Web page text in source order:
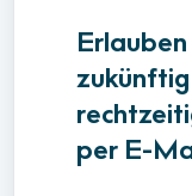
Erlauben
per E-